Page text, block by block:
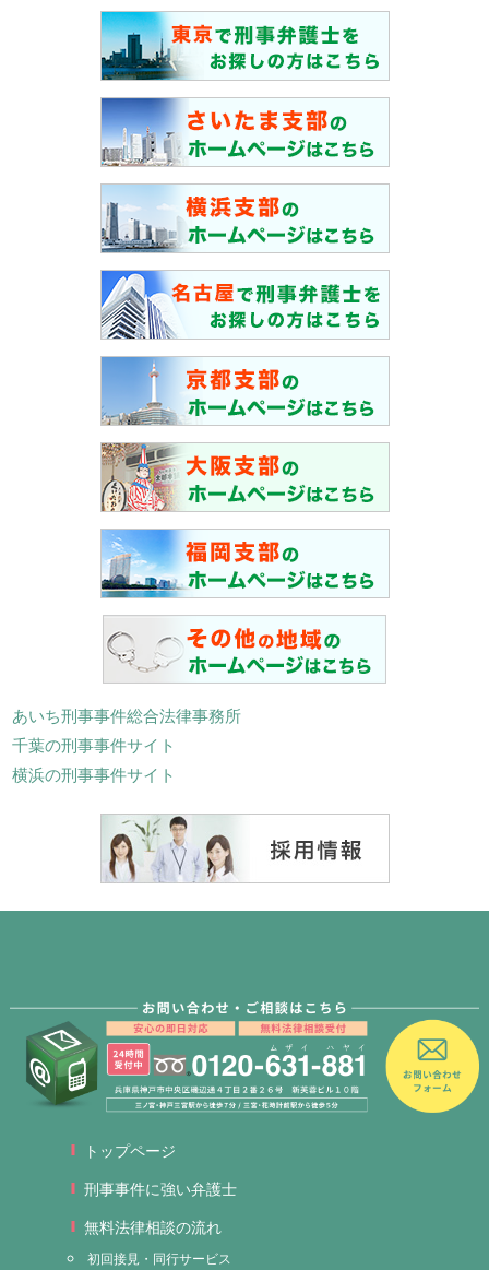
あいち刑事事件総合法律事務所
千葉の刑事事件サイト
横浜の刑事事件サイト
トップページ
刑事事件に強い弁護士
無料法律相談の流れ
初回接見・同行サービス